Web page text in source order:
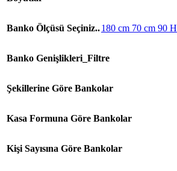
Banko Ölçüsü Seçiniz..180 cm 70 cm 90 H
Banko Genişlikleri_Filtre
Şekillerine Göre Bankolar
Kasa Formuna Göre Bankolar
Kişi Sayısına Göre Bankolar